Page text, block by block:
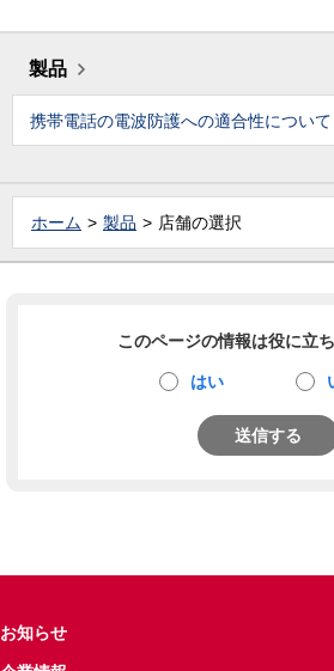
製品
携帯電話の電波防護への適合性について
ホーム 製品 店舗の選択
このページの情報は役に立
はい
送信する
お知らせ